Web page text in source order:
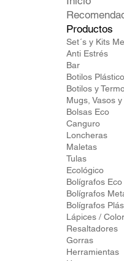
Productos
Set´s y Kits
Anti Estrés
Bar
Botilos
Botilos y
Mugs, Vasos y
Bolsas Eco
Canguro
Loncheras
Maletas
Tulas
Ecológico
Bolígrafos Eco
Bolígrafos
Bolígrafos
Lápices /
Resaltadores
Gorras
Herramientas